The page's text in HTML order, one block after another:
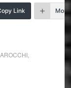
Link More
,